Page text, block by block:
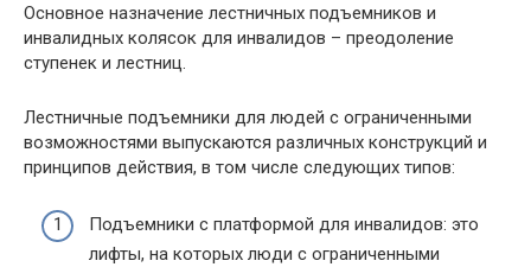
Основное назначение лестничных подъемников и
инвалидных колясок для инвалидов – преодоление
ступенек и лестниц.
Лестничные подъемники для людей с ограниченными
возможностями выпускаются различных конструкций и
принципов действия, в том числе следующих типов:
Подъемники с платформой для инвалидов: это
лифты, на которых люди с ограниченными